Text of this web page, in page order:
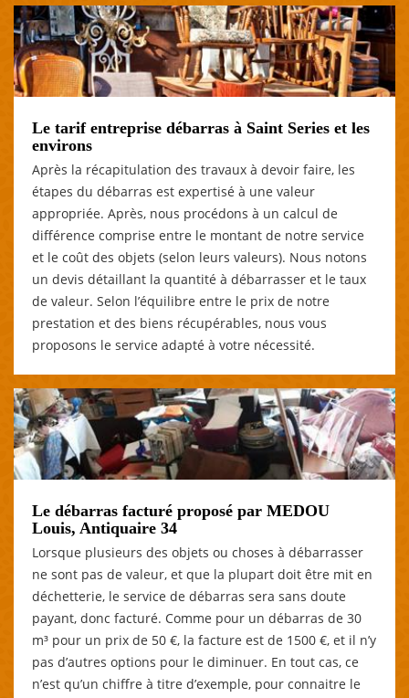
Le tarif entreprise débarras à Saint Series et les
environs
Après la récapitulation des travaux à devoir faire, les
étapes du débarras est expertisé à une valeur
appropriée. Après, nous procédons à un calcul de
différence comprise entre le montant de notre service
et le coût des objets (selon leurs valeurs). Nous notons
un devis détaillant la quantité à débarrasser et le taux
de valeur. Selon l’équilibre entre le prix de notre
prestation et des biens récupérables, nous vous
proposons le service adapté à votre nécessité.
Le débarras facturé proposé par MEDOU
Louis, Antiquaire 34
Lorsque plusieurs des objets ou choses à débarrasser
ne sont pas de valeur, et que la plupart doit être mit en
déchetterie, le service de débarras sera sans doute
payant, donc facturé. Comme pour un débarras de 30
m³ pour un prix de 50 €, la facture est de 1500 €, et il n’y
pas d’autres options pour le diminuer. En tout cas, ce
n’est qu’un chiffre à titre d’exemple, pour connaitre le